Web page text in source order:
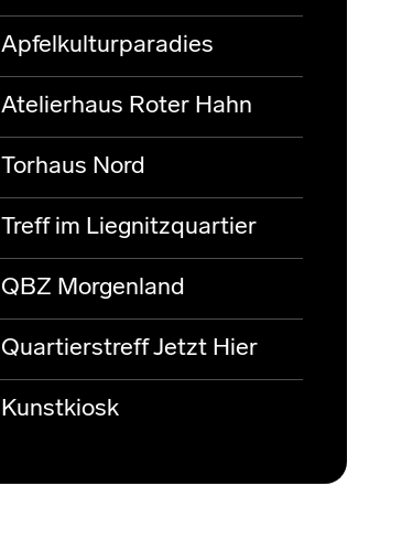
Apfelkulturparadies
Atelierhaus Roter Hahn
Torhaus Nord
Treff im Liegnitzquartier
QBZ Morgenland
Quartierstreff Jetzt Hier
Kunstkiosk